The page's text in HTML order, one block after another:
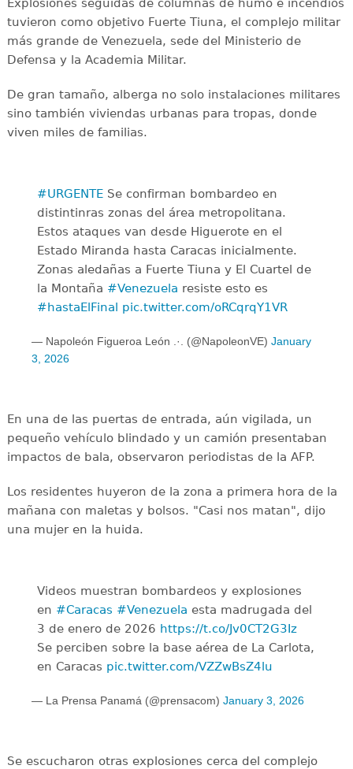
tuvieron como objetivo Fuerte Tiuna, el complejo militar
más grande de Venezuela, sede del Ministerio de
Defensa y la Academia Militar.
De gran tamaño, alberga no solo instalaciones militares
sino también viviendas urbanas para tropas, donde
viven miles de familias.
#URGENTE Se confirman bombardeo en
distintinras zonas del área metropolitana.
Estos ataques van desde Higuerote en el
Estado Miranda hasta Caracas inicialmente.
Zonas aledañas a Fuerte Tiuna y El Cuartel de
la Montaña #Venezuela resiste esto es
#hastaElFinal pic.twitter.com/oRCqrqY1VR
— Napoleón Figueroa León .·. (@NapoleonVE) January
3, 2026
En una de las puertas de entrada, aún vigilada, un
pequeño vehículo blindado y un camión presentaban
impactos de bala, observaron periodistas de la AFP.
Los residentes huyeron de la zona a primera hora de la
mañana con maletas y bolsos. "Casi nos matan", dijo
una mujer en la huida.
Videos muestran bombardeos y explosiones
en #Caracas #Venezuela esta madrugada del
3 de enero de 2026 https://t.co/Jv0CT2G3Iz
Se perciben sobre la base aérea de La Carlota,
en Caracas pic.twitter.com/VZZwBsZ4lu
— La Prensa Panamá (@prensacom) January 3, 2026
Se escucharon otras explosiones cerca del complejo